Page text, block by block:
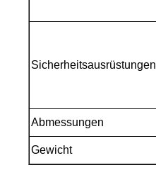
Sicherheitsausrüstungen
Abmessungen
Gewicht